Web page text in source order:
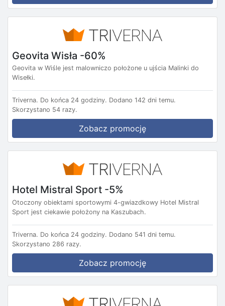
Geovita Wisła -60%
Geovita w Wiśle jest malowniczo położone u ujścia Malinki do
Wisełki.
Triverna. Do końca 24 godziny. Dodano 142 dni temu.
Skorzystano 54 razy.
Zobacz promocję
Hotel Mistral Sport -5%
Otoczony obiektami sportowymi 4-gwiazdkowy Hotel Mistral
Sport jest ciekawie położony na Kaszubach.
Triverna. Do końca 24 godziny. Dodano 541 dni temu.
Skorzystano 286 razy.
Zobacz promocję